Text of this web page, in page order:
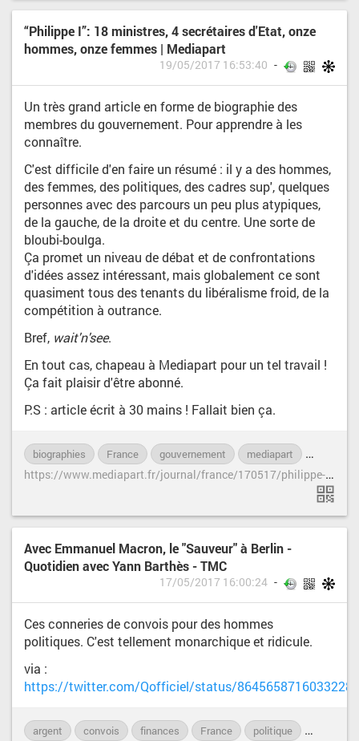
“Philippe I”: 18 ministres, 4 secrétaires d'Etat, onze
hommes, onze femmes | Mediapart
19/05/2017 16:53:40
Un très grand article en forme de biographie des
membres du gouvernement. Pour apprendre à les
connaître.
C'est difficile d'en faire un résumé : il y a des hommes,
des femmes, des politiques, des cadres sup', quelques
personnes avec des parcours un peu plus atypiques,
de la gauche, de la droite et du centre. Une sorte de
bloubi-boulga.
Ça promet un niveau de débat et de confrontations
d'idées assez intéressant, mais globalement ce sont
quasiment tous des tenants du libéralisme froid, de la
compétition à outrance.
Bref, wait'n'see.
En tout cas, chapeau à Mediapart pour un tel travail !
Ça fait plaisir d'être abonné.
P.S : article écrit à 30 mains ! Fallait bien ça.
biographies France gouvernement mediapart
h
ttps://www.mediapart.fr/journal/france/170517/philippe-i-18-ministres-4-secretaires-detat-onze-hommes-onze-femmes?onglet=full
Avec Emmanuel Macron, le "Sauveur" à Berlin -
Quotidien avec Yann Barthès - TMC
17/05/2017 16:00:24
Ces conneries de convois pour des hommes
politiques. C'est tellement monarchique et ridicule.
via :
https://twitter.com/Qofficiel/status/
argent convois finances France politique